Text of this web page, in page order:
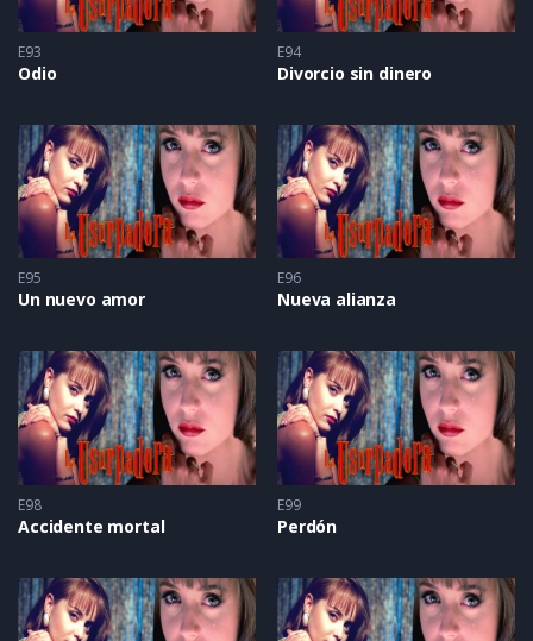
E93
Odio
E94
Divorcio sin dinero
E95
Un nuevo amor
E96
Nueva alianza
E98
Accidente mortal
E99
Perdón